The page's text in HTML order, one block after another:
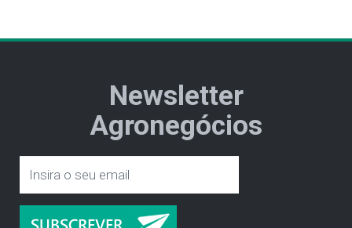
Newsletter
Agronegócios